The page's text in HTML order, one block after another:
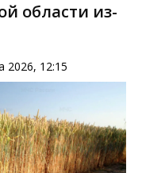
области из-
2026, 12:15